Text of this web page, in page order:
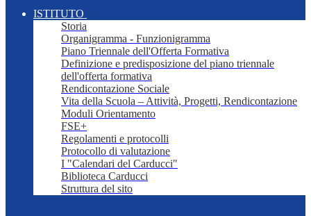
ISTITUTO
Storia
Organigramma - Funzionigramma
Piano Triennale dell'Offerta Formativa
Definizione e predisposizione del piano triennale
dell'offerta formativa
Rendicontazione Sociale
Vita della Scuola – Attività, Progetti, Rendicontazione
Moduli Orientamento
FSE+
Regolamenti e protocolli
Protocollo di valutazione
I "Calendari del Carducci"
Biblioteca Carducci
Struttura del sito